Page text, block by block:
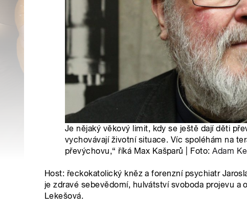
Je nějaký věkový limit, kdy se ještě dají děti
vychovávají životní situace. Víc spoléhám na
převýchovu,“ říká Max Kašparů | Foto:Adam
Host: řeckokatolický kněz a forenzní psychiatr
je zdravé sebevědomí, hulvátství svoboda projevu a
Lekešová.